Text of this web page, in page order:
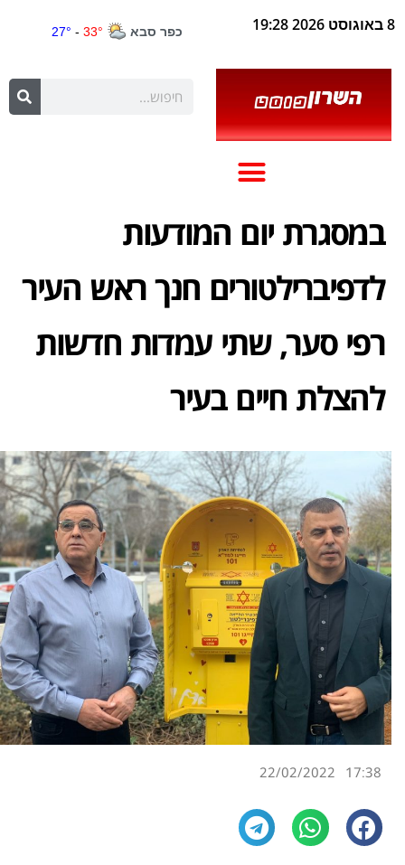
8 באוגוסט 2026 19:28
במסגרת יום המודעות
לדפיברילטורים חנך ראש העיר
רפי סער, שתי עמדות חדשות
להצלת חיים בעיר
17:38
22/02/2022